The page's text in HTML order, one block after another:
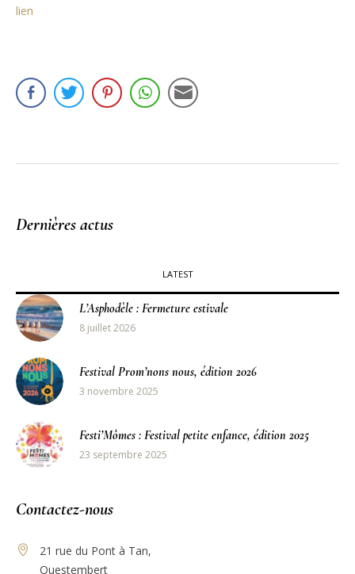
lien
Dernières actus
LATEST
L’Asphodèle : Fermeture estivale
8 juillet 2026
Festival Prom’nons nous, édition 2026
3 novembre 2025
Festi’Mômes : Festival petite enfance, édition 2025
23 septembre 2025
Contactez-nous
21 rue du Pont à Tan,
Questembert